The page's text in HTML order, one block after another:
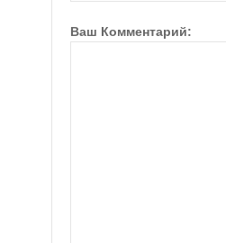
Ваш Комментарий: